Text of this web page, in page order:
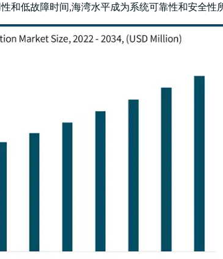
和低故障时间,海湾水平成为系统可靠性和安全性